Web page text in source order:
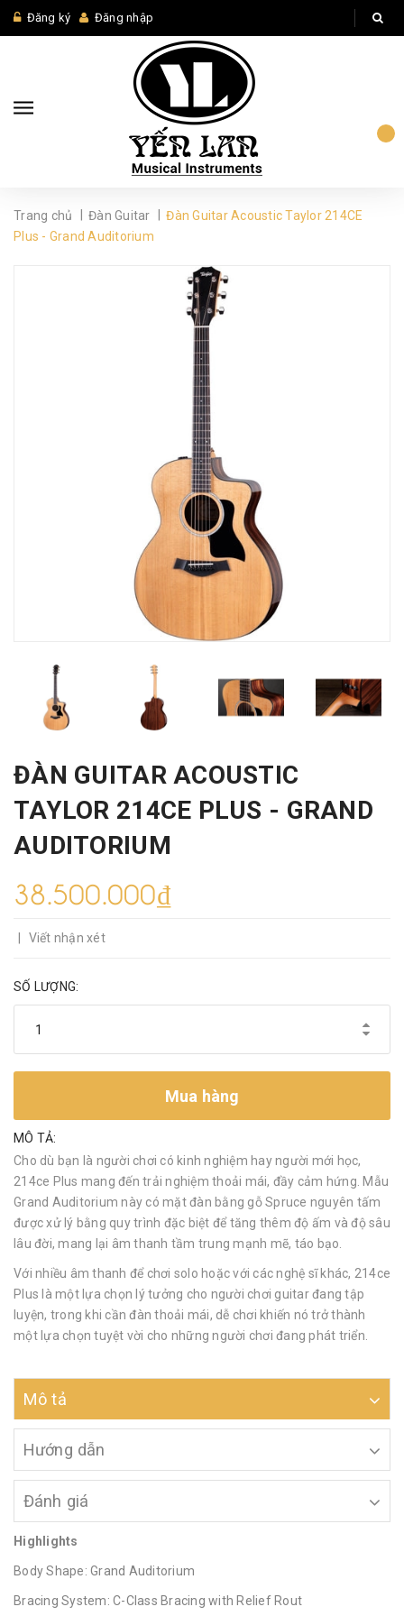
Đăng ký Đăng nhập
Trang chủ Đàn Guitar
Đàn Guitar Acoustic Taylor 214CE
Plus - Grand Auditorium
ĐÀN GUITAR ACOUSTIC
TAYLOR 214CE PLUS - GRAND
AUDITORIUM
38.500.000₫
Viết nhận xét
SỐ LƯỢNG:
Mua hàng
MÔ TẢ:
Cho dù bạn là người chơi có kinh nghiệm hay người mới học,
214ce Plus mang đến trải nghiệm thoải mái, đầy cảm hứng. Mẫu
Grand Auditorium này có mặt đàn bằng gỗ Spruce nguyên tấm
được xử lý bằng quy trình đặc biệt để tăng thêm độ ấm và độ sâu
lâu đời, mang lại âm thanh tầm trung mạnh mẽ, táo bạo.
Với nhiều âm thanh để chơi solo hoặc với các nghệ sĩ khác, 214ce
Plus là một lựa chọn lý tưởng cho người chơi guitar đang tập
luyện, trong khi cần đàn thoải mái, dễ chơi khiến nó trở thành
một lựa chọn tuyệt vời cho những người chơi đang phát triển.
Mô tả
Hướng dẫn
Đánh giá
Highlights
Body Shape: Grand Auditorium
Bracing System: C-Class Bracing with Relief Rout